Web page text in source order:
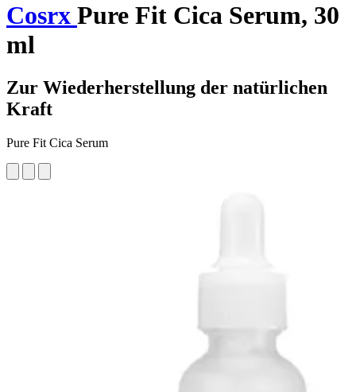
Cosrx Pure Fit Cica Serum, 30
ml
Zur Wiederherstellung der natürlichen
Kraft
Pure Fit Cica Serum